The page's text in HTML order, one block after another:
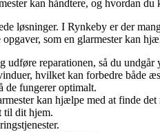
kan håndtere, og hvordan du
løsninger. I Rynkeby er der
som en glarmester kan
reparationen, så du undgår
hvilket kan forbedre både
de fungerer optimalt.
kan hjælpe med at finde
til dit hjem.